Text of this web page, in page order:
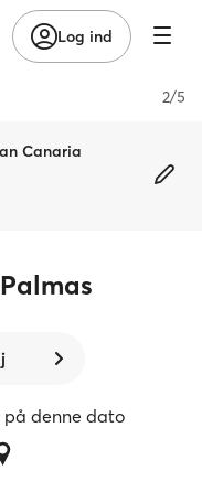
Log ind
2/5
Canaria
på denne dato